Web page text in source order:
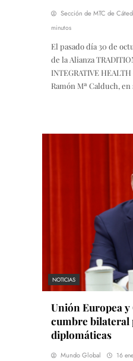
Sección de MTC de
minutos
El pasado día 30 de
de la Alianza
INTEGRATIVE
Ramón Mª Calduch,
NOTICIAS
Unión Europea
cumbre bilateral
diplomáticas
Mundo Global 16